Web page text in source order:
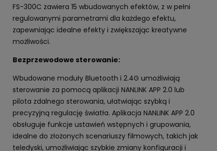
FS-300C zawiera 15 wbudowanych efektów, z w pełni
regulowanymi parametrami dla każdego efektu,
zapewniając idealne efekty i zwiększając kreatywne
możliwości.
Bezprzewodowe sterowanie:
Wbudowane moduły Bluetooth i 2.4G umożliwiają
sterowanie za pomocą aplikacji NANLINK APP 2.0 lub
pilota zdalnego sterowania, ułatwiając szybką i
precyzyjną regulację światła. Aplikacja NANLINK APP 2.0
obsługuje funkcje ustawień wstępnych i grupowania,
idealne do złożonych scenariuszy filmowych, takich jak
teledyski, umożliwiając szybkie zmiany konfiguracji i